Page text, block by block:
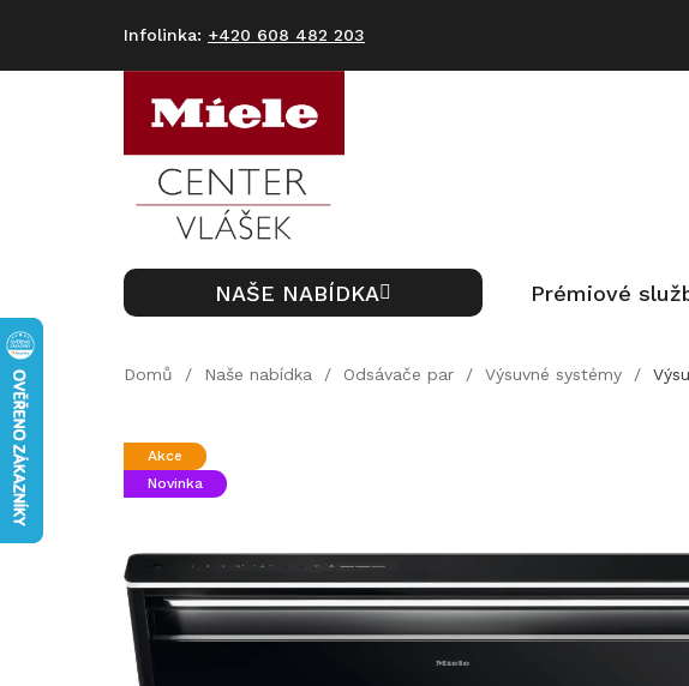
+420 608 482 203
NAŠE NABÍDKA Prémiové
Domů / Naše nabídka / Odsávače par / Výsuvné systémy /
Akce
Novinka